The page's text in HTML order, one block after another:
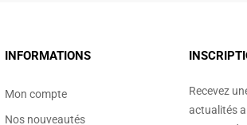
INFORMATIONS
Mon compte
Nos nouveautés
Recevez
actualités